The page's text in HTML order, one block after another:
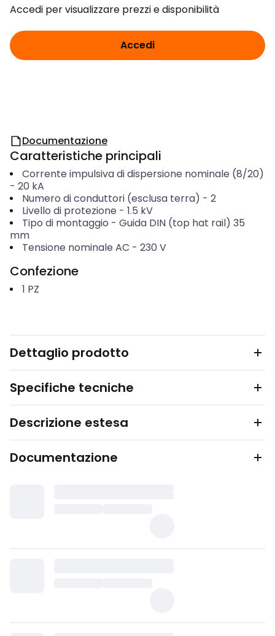
Accedi per visualizzare prezzi e disponibilità
Accedi
Documentazione
Caratteristiche principali
Corrente impulsiva di dispersione nominale (8/20)
- 20 kA
Numero di conduttori (esclusa terra) - 2
Livello di protezione - 1.5 kV
Tipo di montaggio - Guida DIN (top hat rail) 35
mm
Tensione nominale AC - 230 V
Confezione
1 PZ
Dettaglio prodotto
Specifiche tecniche
Descrizione estesa
Documentazione